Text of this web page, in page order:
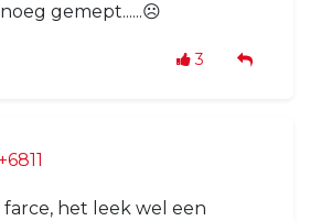
gemept......☹️
3
het leek wel een